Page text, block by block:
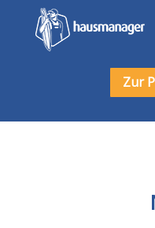
Zur